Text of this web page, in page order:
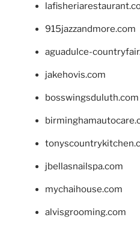
915jazzandmore.com
aguadulce-
jakehovis.com
bosswingsduluth.com
jbellasnailspa.com
mychaihouse.com
alvisgrooming.com